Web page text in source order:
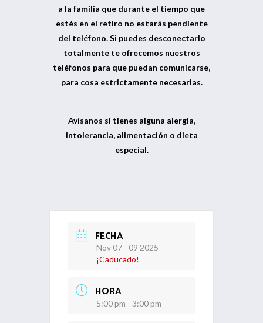
a la familia que durante el tiempo que
estés en el retiro no estarás pendiente
del teléfono. Si puedes desconectarlo
totalmente te ofrecemos nuestros
teléfonos para que puedan comunicarse,
para cosa estrictamente necesarias.
Avísanos si tienes alguna alergia,
intolerancia, alimentación o dieta
especial.
FECHA
Nov 07 - 09 2025
¡Caducado!
HORA
5:00 pm - 3:00 pm